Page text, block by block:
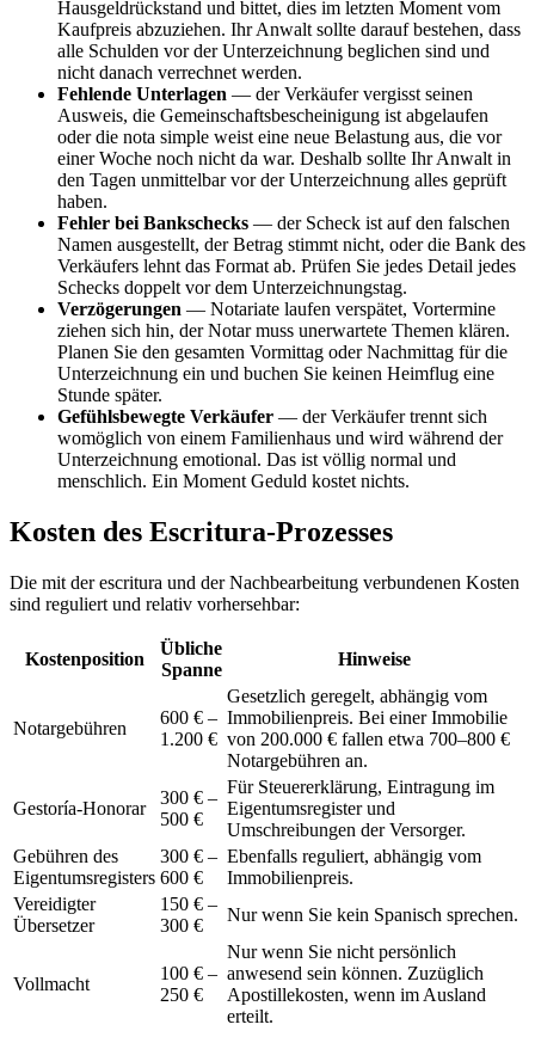
Hausgeldrückstand und bittet, dies im letzten Moment vom
Kaufpreis abzuziehen. Ihr Anwalt sollte darauf bestehen, dass
alle Schulden vor der Unterzeichnung beglichen sind und
nicht danach verrechnet werden.
Fehlende Unterlagen — der Verkäufer vergisst seinen
Ausweis, die Gemeinschaftsbescheinigung ist abgelaufen
oder die nota simple weist eine neue Belastung aus, die vor
einer Woche noch nicht da war. Deshalb sollte Ihr Anwalt in
den Tagen unmittelbar vor der Unterzeichnung alles geprüft
haben.
Fehler bei Bankschecks — der Scheck ist auf den falschen
Namen ausgestellt, der Betrag stimmt nicht, oder die Bank des
Verkäufers lehnt das Format ab. Prüfen Sie jedes Detail jedes
Schecks doppelt vor dem Unterzeichnungstag.
Verzögerungen — Notariate laufen verspätet, Vortermine
ziehen sich hin, der Notar muss unerwartete Themen klären.
Planen Sie den gesamten Vormittag oder Nachmittag für die
Unterzeichnung ein und buchen Sie keinen Heimflug eine
Stunde später.
Gefühlsbewegte Verkäufer — der Verkäufer trennt sich
womöglich von einem Familienhaus und wird während der
Unterzeichnung emotional. Das ist völlig normal und
menschlich. Ein Moment Geduld kostet nichts.
Kosten des Escritura-Prozesses
Die mit der escritura und der Nachbearbeitung verbundenen Kosten
sind reguliert und relativ vorhersehbar:
Kostenposition
Übliche
Spanne
Hinweise
Notargebühren
600 € –
1.200 €
Gesetzlich geregelt, abhängig vom
Immobilienpreis. Bei einer Immobilie
von 200.000 € fallen etwa 700–800 €
Notargebühren an.
Gestoría-Honorar
300 € –
500 €
Für Steuererklärung, Eintragung im
Eigentumsregister und
Umschreibungen der Versorger.
Gebühren des
Eigentumsregisters
300 € –
600 €
Ebenfalls reguliert, abhängig vom
Immobilienpreis.
Vereidigter
Übersetzer
150 € –
300 €
Nur wenn Sie kein Spanisch sprechen.
Vollmacht
100 € –
250 €
Nur wenn Sie nicht persönlich
anwesend sein können. Zuzüglich
Apostillekosten, wenn im Ausland
erteilt.